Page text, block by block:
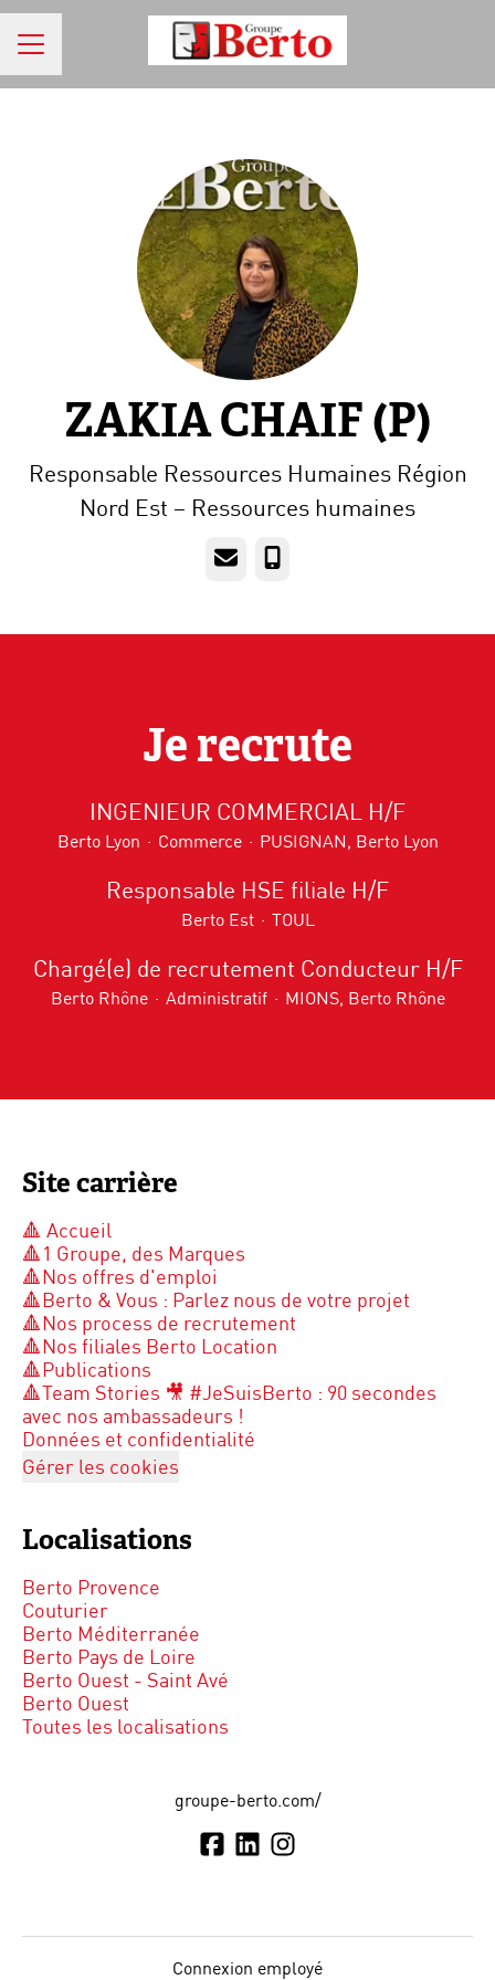
MENU CARRIÈRE
ZAKIA CHAIF (P)
Responsable Ressources Humaines Région
Nord Est – Ressources humaines
E-mail Téléphone
Je recrute
INGENIEUR COMMERCIAL H/F
Berto Lyon · Commerce · PUSIGNAN, Berto Lyon
Responsable HSE filiale H/F
Berto Est · TOUL
Chargé(e) de recrutement Conducteur H/F
Berto Rhône · Administratif · MIONS, Berto Rhône
Site carrière
🔺 Accueil
🔺1 Groupe, des Marques
🔺Nos offres d'emploi
🔺Berto & Vous : Parlez nous de votre projet
🔺Nos process de recrutement
🔺Nos filiales Berto Location
🔺Publications
🔺Team Stories 🎥 #JeSuisBerto : 90 secondes
avec nos ambassadeurs !
Données et confidentialité
Gérer les cookies
Localisations
Berto Provence
Couturier
Berto Méditerranée
Berto Pays de Loire
Berto Ouest - Saint Avé
Berto Ouest
Toutes les localisations
groupe-berto.com/
Connexion employé